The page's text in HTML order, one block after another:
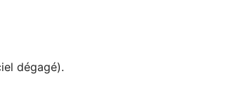
dégagé).